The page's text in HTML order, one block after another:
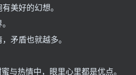
美好的幻想。
矛盾也就越多。
与热情中，眼里心里都是优点。